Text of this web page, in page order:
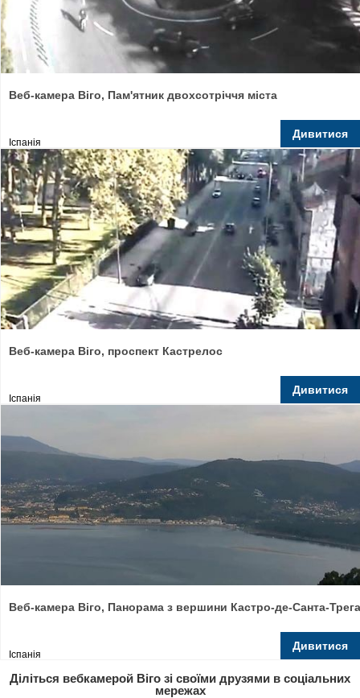
Веб-камера Віго, Пам'ятник двохсотріччя міста
Іспанія
Дивитися
Веб-камера Віго, проспект Кастрелос
Іспанія
Дивитися
Веб-камера Віго, Панорама з вершини Кастро-де-Санта-Трега
Іспанія
Дивитися
Діліться вебкамерой Віго зі своїми друзями в соціальних
мережах